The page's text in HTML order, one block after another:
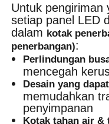
Untuk pengiriman
setiap panel LED
dalam kotak
penerbangan):
Perlindungan
mencegah
Desain yang
memudahkan
penyimpanan
Kotak tahan air &